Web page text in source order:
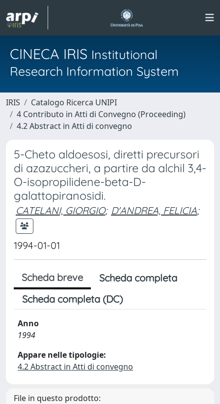
CINECA IRIS Institutional
Research Information System
IRIS
Catalogo Ricerca UNIPI
4 Contributo in Atti di Convegno (Proceeding)
4.2 Abstract in Atti di convegno
5-Cheto aldoesosi, diretti precursori
di azazuccheri, a partire da alchil 3,4-
O-isopropilidene-beta-D-
galattopiranosidi.
CATELANI, GIORGIO; D'ANDREA, FELICIA;
1994-01-01
Scheda breve
Scheda completa
Scheda completa (DC)
Anno
1994
Appare nelle tipologie:
4.2 Abstract in Atti di convegno
File in questo prodotto: